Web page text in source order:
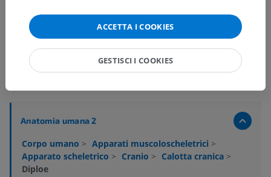
Anatomia umana 2
Corpo umano > Apparati muscoloscheletrici >
Apparato scheletrico > Cranio > Calotta cranica >
Diploe
ACCETTA I COOKIES
GESTISCI I COOKIES